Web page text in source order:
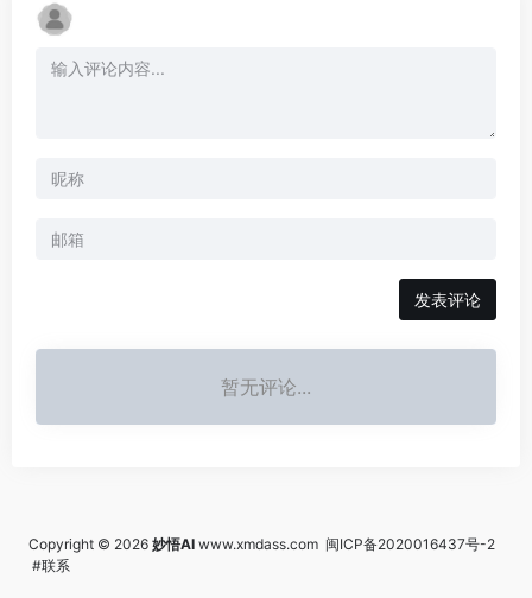
发表评论
暂无评论...
Copyright © 2026 妙悟AI www.xmdass.com 闽ICP备2020016437号-2
#联系